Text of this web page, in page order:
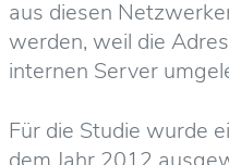
aus diesen
werden, weil die
internen Server
Für die Studie wurde